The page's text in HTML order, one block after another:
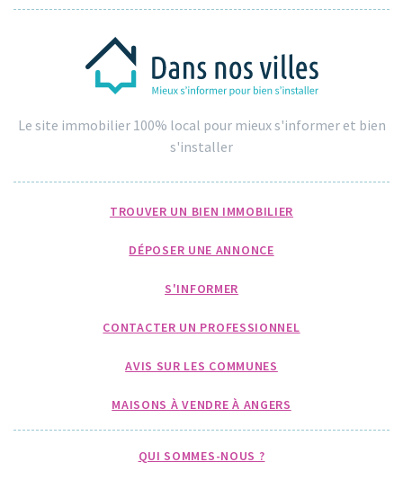
Le site immobilier 100% local pour mieux s'informer et bien
s'installer
TROUVER UN BIEN IMMOBILIER
DÉPOSER UNE ANNONCE
S'INFORMER
CONTACTER UN PROFESSIONNEL
AVIS SUR LES COMMUNES
MAISONS À VENDRE À ANGERS
QUI SOMMES-NOUS ?